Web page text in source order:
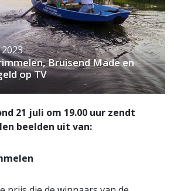
Bruisend Made en
op TV
21 juli om 19.00 uur zendt
beelden uit van: